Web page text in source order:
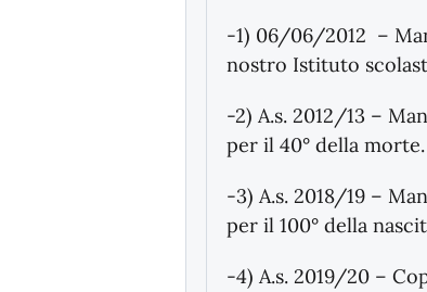
-1) 06/06/2012 –
nostro Istituto
-2) A.s. 2012/13 –
per il 40° della morte.
-3) A.s. 2018/19 –
per il 100° della
-4) A.s. 2019/20 –